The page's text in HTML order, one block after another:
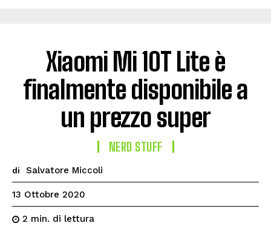
Xiaomi Mi 10T Lite è
finalmente disponibile a
un prezzo super
NERD STUFF
di Salvatore Miccoli
13 Ottobre 2020
2 min. di lettura